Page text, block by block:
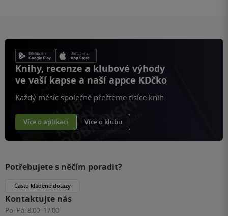
Knihy, recenze a klubové výhody
ve vaší kapse a naší appce KDčko
Každý měsíc společně přečteme tisíce knih
Více o aplikaci Více o klubu
Potřebujete s něčím poradit?
Často kladené dotazy
Kontaktujte nás
Po–Pá: 8:00–17:00